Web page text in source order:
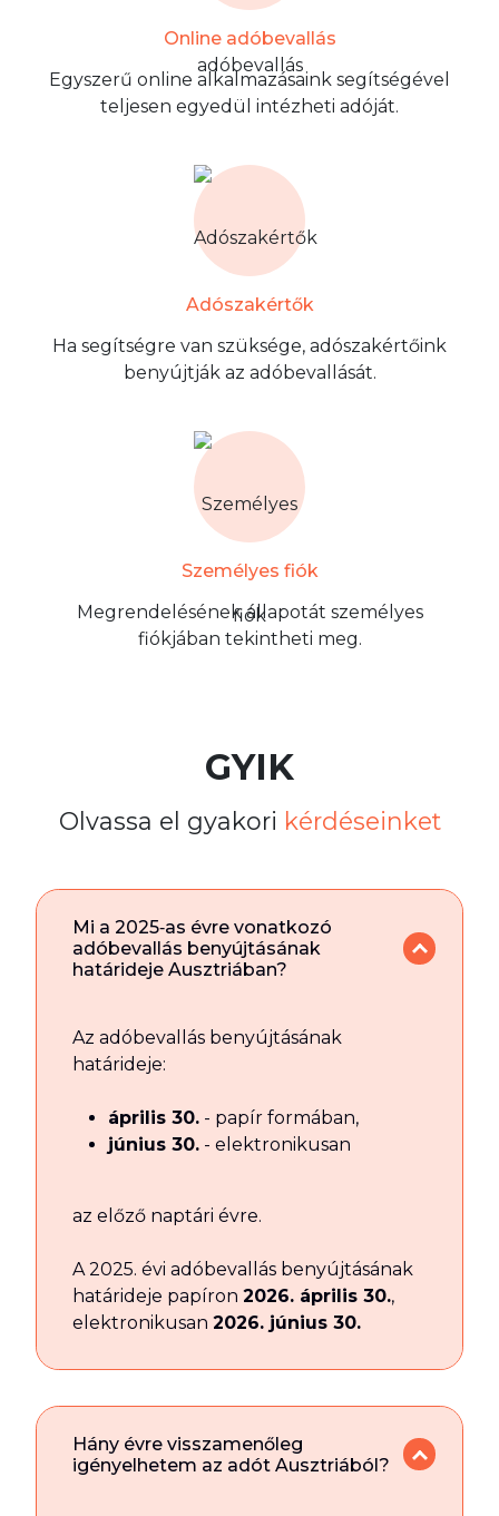
Online adóbevallás
Egyszerű online alkalmazásaink segítségével
teljesen egyedül intézheti adóját.
Adószakértők
Ha segítségre van szüksége, adószakértőink
benyújtják az adóbevallását.
Személyes fiók
Megrendelésének állapotát személyes
fiókjában tekintheti meg.
GYIK
Olvassa el gyakori kérdéseinket
Mi a 2025‑as évre vonatkozó
adóbevallás benyújtásának
határideje Ausztriában?
Az adóbevallás benyújtásának
határideje:
április 30. - papír formában,
június 30. - elektronikusan
az előző naptári évre.
A 2025. évi adóbevallás benyújtásának
határideje papíron 2026. április 30.,
elektronikusan 2026. június 30.
Hány évre visszamenőleg
igényelhetem az adót Ausztriából?